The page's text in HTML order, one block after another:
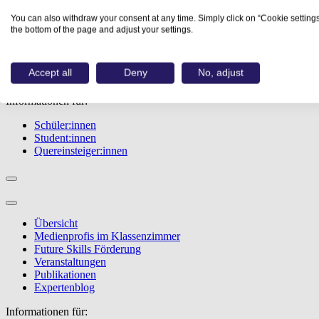
Übersicht
Berufe
Studiengänge
Berufstest
Bewerbungstipps
Informationen für:
Schüler:innen
Student:innen
Quereinsteiger:innen
Übersicht
Medienprofis im Klassenzimmer
Future Skills Förderung
Veranstaltungen
Publikationen
Expertenblog
Informationen für:
You can also withdraw your consent at any time. Simply click on “Cookie
the bottom of the page and adjust your settings.
Accept all Deny No, adjust